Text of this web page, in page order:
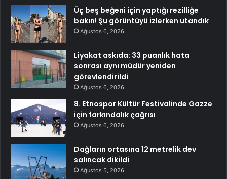
Üç beş beğeni için yaptığı rezilliğe
bakın! Şu görüntüyü izlerken utandık
Ağustos 6, 2026
Liyakat askıda: 33 puanlık hata
sonrası aynı müdür yeniden
görevlendirildi
Ağustos 6, 2026
8. Etnospor Kültür Festivalinde Gazze
için farkındalık çağrısı
Ağustos 6, 2026
Dağların ortasına 12 metrelik dev
salıncak dikildi
Ağustos 5, 2026